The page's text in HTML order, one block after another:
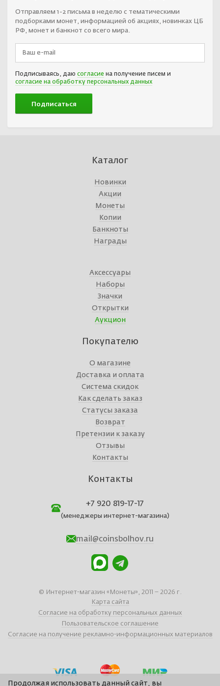
Отправляем 1-2 письма в неделю с тематическими
подборками монет, информацией об акциях, новинках ЦБ
РФ, монет и банкнот со всего мира.
Подписываясь, даю согласие на получение писем и
согласие на обработку персональных данных
Каталог
Новинки
Акции
Монеты
Копии
Банкноты
Награды
Аксессуары
Наборы
Значки
Открытки
Аукцион
Покупателю
О магазине
Доставка и оплата
Система скидок
Как сделать заказ
Статусы заказа
Возврат
Претензии к заказу
Отзывы
Контакты
Контакты
+7 920 819-17-17
(менеджеры интернет-магазина)
mail@coinsbolhov.ru
© Интернет-магазин «Монеты», 2011 – 2026 г.
Карта сайта
Согласие на обработку персональных данных
Пользовательское соглашение
Согласие на получение рекламно-информационных материалов
Продолжая использовать данный сайт, вы